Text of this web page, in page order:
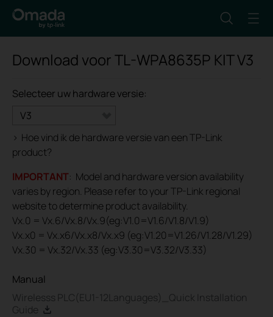
Download voorTL-WPA8635P KITV3
Selecteer uw hardware versie:
V3
> Hoe vind ik de hardware versie van een TP-Link
product?
IMPORTANT: Model and hardware version availability
varies by region. Please refer to your TP-Link regional
website to determine product availability.
Vx.0 = Vx.6/Vx.8/Vx.9(eg:V1.0=V1.6/V1.8/V1.9)
Vx.x0 = Vx.x6/Vx.x8/Vx.x9 (eg:V1.20=V1.26/V1.28/V1.29)
Vx.30 = Vx.32/Vx.33 (eg:V3.30=V3.32/V3.33)
Manual
Wirelesss PLC(EU1-12Languages)_Quick Installation
Guide